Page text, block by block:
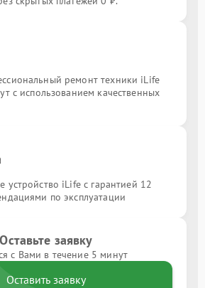
ремонт техники iLife
с использованием качественных
устройство iLife с гарантией 12
по эксплуатации
Оставьте заявку
с Вами в течение 5 минут
Оставить заявку